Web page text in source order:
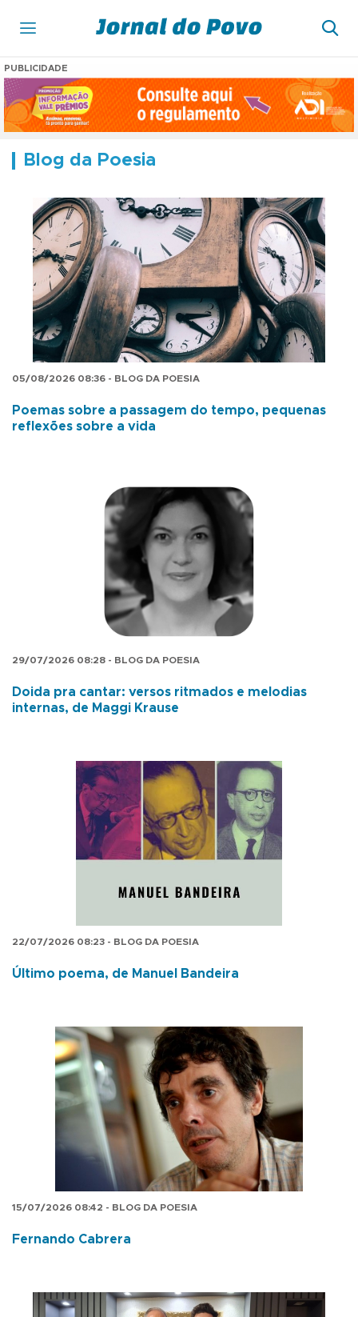
PUBLICIDADE
Blog da Poesia
05/08/2026 08:36 - BLOG DA POESIA
Poemas sobre a passagem do tempo, pequenas
reflexões sobre a vida
29/07/2026 08:28 - BLOG DA POESIA
Doida pra cantar: versos ritmados e melodias
internas, de Maggi Krause
22/07/2026 08:23 - BLOG DA POESIA
Último poema, de Manuel Bandeira
15/07/2026 08:42 - BLOG DA POESIA
Fernando Cabrera